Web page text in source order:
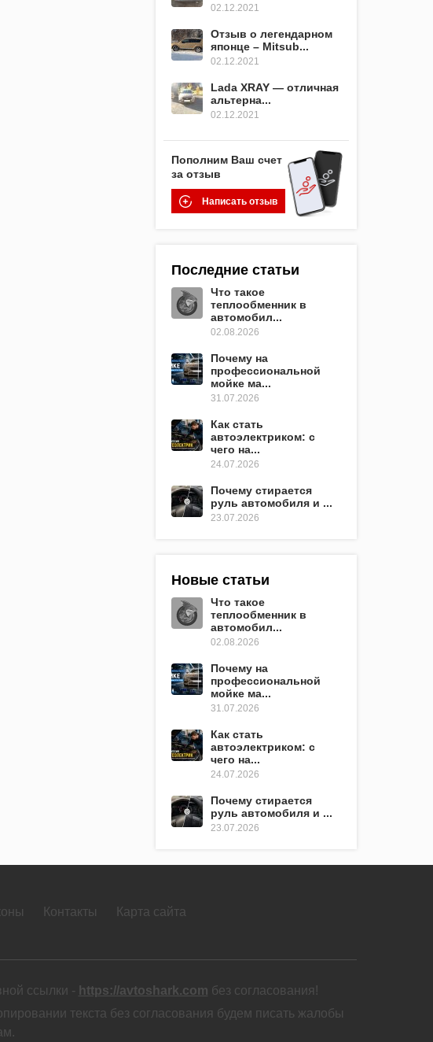
02.12.2021
Отзыв о легендарном
японце – Mitsub...
02.12.2021
Lada XRAY — отличная
альтерна...
02.12.2021
Пополним Ваш счет
за отзыв
Написать отзыв
Последние статьи
Что такое
теплообменник в
автомобил...
02.08.2026
Почему на
профессиональной
мойке ма...
31.07.2026
Как стать
автоэлектриком: с
чего на...
24.07.2026
Почему стирается
руль автомобиля и ...
23.07.2026
Новые статьи
Что такое
теплообменник в
автомобил...
02.08.2026
Почему на
профессиональной
мойке ма...
31.07.2026
Как стать
автоэлектриком: с
чего на...
24.07.2026
Почему стирается
руль автомобиля и ...
23.07.2026
Контакты Карта сайта
ссылки - https://avtoshark.com без согласования!
текста без согласования будем писать жалобы